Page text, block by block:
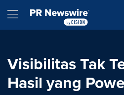
Hamburger menu
Visibilitas Tak
Hasil yang